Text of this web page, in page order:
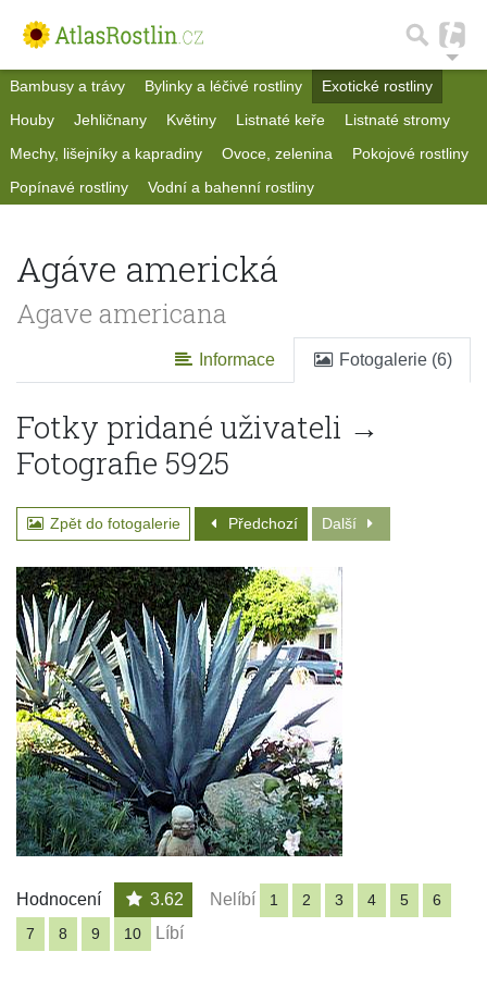
Bambusy a trávy Bylinky a léčivé rostliny
Exotické rostliny
Houby
Jehličnany Květiny Listnaté keře
Listnaté stromy
Mechy, lišejníky a kapradiny
Ovoce, zelenina
Pokojové rostliny
Popínavé rostliny
Vodní a bahenní rostliny
Agáve americká
Agave americana
Informace Fotogalerie (6)
Fotky pridané uživateli →
Fotografie 5925
Zpět do fotogalerie Předchozí Další
Hodnocení 3.62 Nelíbí 1 2 3 4 5
6
7
8 9 10 Líbí